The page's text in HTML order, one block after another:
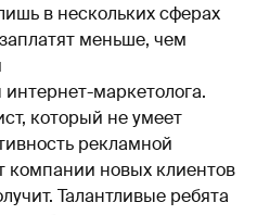
в нескольких сферах
меньше, чем
маркетолога.
который не умеет
рекламной
компании новых клиентов
Талантливые ребята